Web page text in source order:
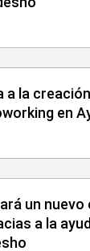
a la
en
un nuevo
a la